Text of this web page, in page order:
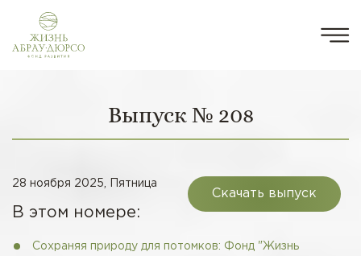
Выпуск № 208
Скачать выпуск
28 ноября 2025, Пятница
В этом номере:
Сохраняя природу для потомков: Фонд "Жизнь